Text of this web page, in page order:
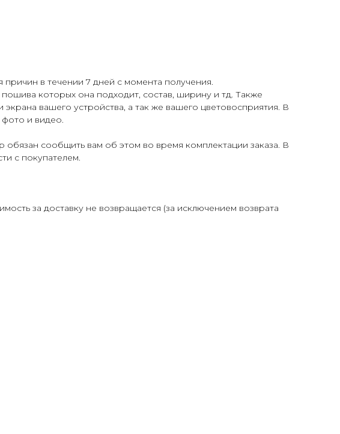
в течении 7 дней с момента получения.
которых она подходит, состав, ширину и тд. Также
вашего устройства, а так же вашего цветовосприятия. В
и видео.
обязан сообщить вам об этом во время комплектации заказа. В
с покупателем.
за доставку не возвращается (за исключением возврата